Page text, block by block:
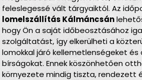
feleslegessé vált tárgyaiktól. Az
lomelszállítás Kálmáncsán
hogy Ön a saját időbeosztásához
szolgáltatást, így elkerülheti a
lomokkal járó kellemetlenségeket és
bírságokat. Ennek köszönhetően
környezete mindig tiszta, rendezett